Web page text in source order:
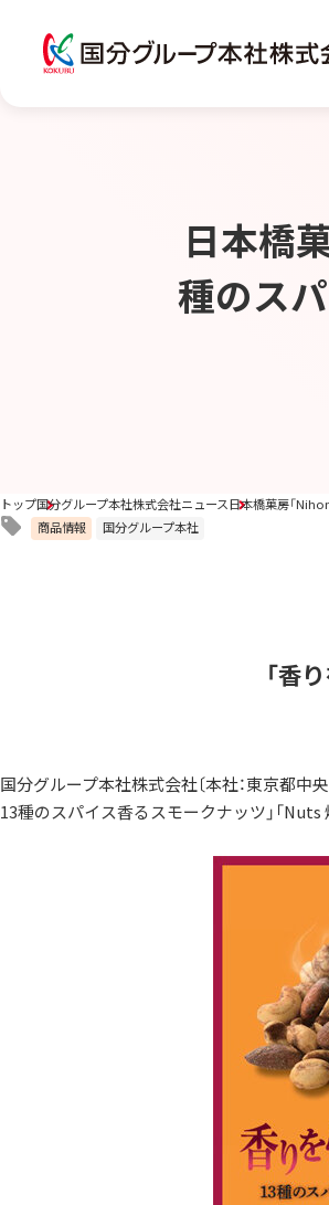
日本橋
種のス
トップ国分グループ本社株式会社ニュース日本橋菓房「
商品情報
国分グループ本社
「香
国分グループ本社株式会社〔本社：東京都中
13種のスパイス香るスモークナッツ」「